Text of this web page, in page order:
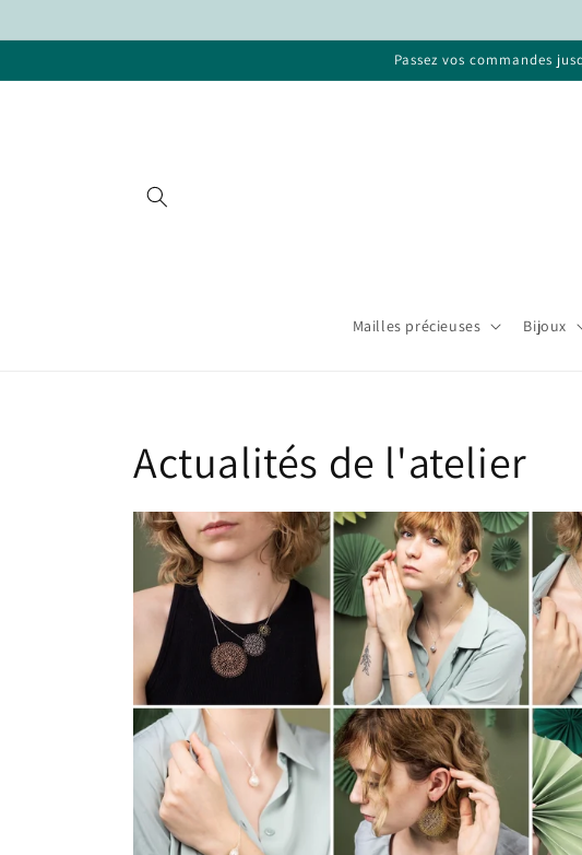
au
Passez vos commandes
Mailles précieuses Bijoux
Actualités de l'atelier